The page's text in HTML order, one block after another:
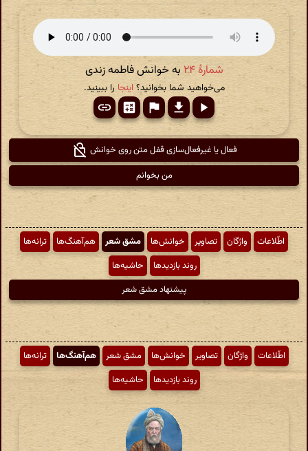
شمارهٔ ۲۴ به خوانش فاطمه زندی
می‌خواهید شما بخوانید؟ اینجا را ببینید.
فعال یا غیرفعال‌سازی قفل متن روی خوانش
من بخوانم
اطّلاعات واژگان تصاویر خوانش‌ها مشق شعر هم‌آهنگ‌ها
ترانه‌ها
روند بازدیدها
حاشیه‌ها
پیشنهاد مشق شعر
اطّلاعات واژگان تصاویر خوانش‌ها مشق شعر هم‌آهنگ‌ها
ترانه‌ها
روند بازدیدها
حاشیه‌ها